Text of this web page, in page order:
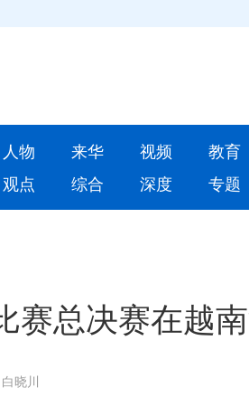
据
人物 来华 视频 教育
观点 综合 深度 专题
赛总决赛在越
晓川